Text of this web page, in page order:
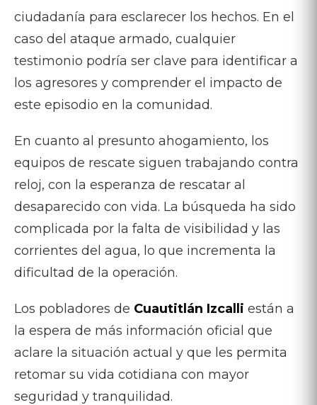
ciudadanía para esclarecer los hechos. En el
caso del ataque armado, cualquier
testimonio podría ser clave para identificar a
los agresores y comprender el impacto de
este episodio en la comunidad.
En cuanto al presunto ahogamiento, los
equipos de rescate siguen trabajando contra
reloj, con la esperanza de rescatar al
desaparecido con vida. La búsqueda ha sido
complicada por la falta de visibilidad y las
corrientes del agua, lo que incrementa la
dificultad de la operación.
Los pobladores de Cuautitlán Izcalli están a
la espera de más información oficial que
aclare la situación actual y que les permita
retomar su vida cotidiana con mayor
seguridad y tranquilidad.